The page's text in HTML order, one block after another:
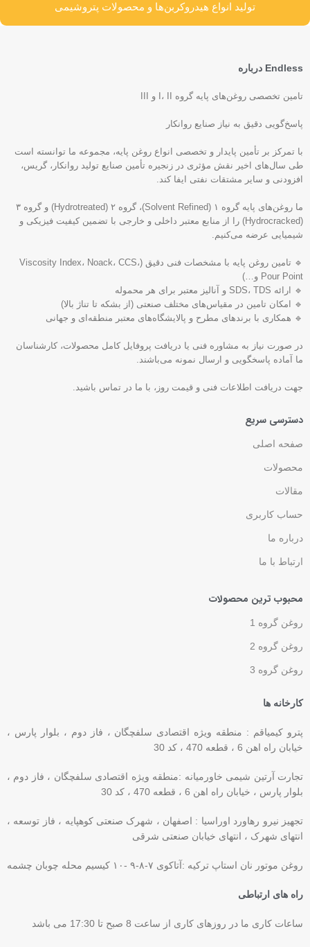
تولید انواع هیدروکربن‌ها و محصولات پتروشیمی
Endless درباره
تامین تخصصی روغن‌های پایه گروه I، II و III
پاسخ‌گویی دقیق به نیاز صنایع روانکار
با تمرکز بر تأمین پایدار و تخصصی انواع روغن پایه، مجموعه ما توانسته است
طی سال‌های اخیر نقش مؤثری در زنجیره تأمین صنایع تولید روانکار، گریس،
افزودنی و سایر مشتقات نفتی ایفا کند.
ما روغن‌های پایه گروه ۱ (Solvent Refined)، گروه ۲ (Hydrotreated) و گروه ۳
(Hydrocracked) را از منابع معتبر داخلی و خارجی با تضمین کیفیت فیزیکی و
شیمیایی عرضه می‌کنیم.
🔹 تامین روغن پایه با مشخصات فنی دقیق (Viscosity Index، Noack، CCS،
Pour Point و…)
🔹 ارائه SDS، TDS و آنالیز معتبر برای هر محموله
🔹 امکان تامین در مقیاس‌های مختلف صنعتی (از بشکه تا تناژ بالا)
🔹 همکاری با برندهای مطرح و پالایشگاه‌های معتبر منطقه‌ای و جهانی
در صورت نیاز به مشاوره فنی یا دریافت پروفایل کامل محصولات، کارشناسان
ما آماده پاسخگویی و ارسال نمونه می‌باشند.
جهت دریافت اطلاعات فنی و قیمت روز، با ما در تماس باشید.
دسترسی سریع
صفحه اصلی
محصولات
مقالات
حساب کاربری
درباره ما
ارتباط با ما
محبوب ترین محصولات
روغن گروه 1
روغن گروه 2
روغن گروه 3
کارخانه ها
پترو کیمیاقم : منطقه ویژه اقتصادی سلفچگان ، فاز دوم ، بلوار پارس ،
خیابان راه اهن 6 ، قطعه 470 ، کد 30
تجارت آرتین شیمی خاورمیانه :منطقه ویژه اقتصادی سلفچگان ، فاز دوم ،
بلوار پارس ، خیابان راه اهن 6 ، قطعه 470 ، کد 30
تجهیز نیرو رهاورد اوراسیا : اصفهان ، شهرک صنعتی کوهپایه ، فاز توسعه ،
انتهای شهرک ، انتهای خیابان صنعتی شرقی
روغن موتور نان استاپ ترکیه :آتاکوی ۷-۸-۹ -۱۰ کیسیم محله چوبان چشمه
راه های ارتباطی
ساعات کاری ما در روزهای کاری از ساعت 8 صبح تا 17:30 می باشد